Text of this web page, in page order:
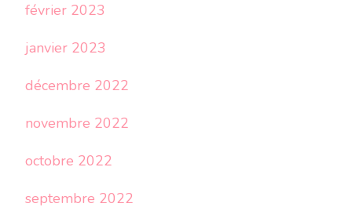
février 2023
janvier 2023
décembre 2022
novembre 2022
octobre 2022
septembre 2022